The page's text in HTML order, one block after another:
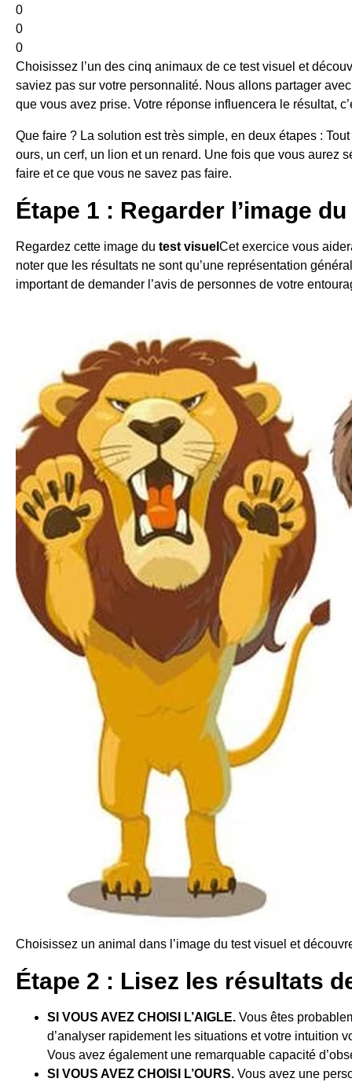
0
0
0
Choisissez l’un des cinq animaux de ce test visuel et
saviez pas sur votre personnalité. Nous allons partager
que vous avez prise. Votre réponse influencera le résultat,
Que faire ? La solution est très simple, en deux étapes :
ours, un cerf, un lion et un renard. Une fois que vous aurez
faire et ce que vous ne savez pas faire.
Étape 1 : Regarder l’image
Regardez cette image du test visuel Cet exercice vous
noter que les résultats ne sont qu’une représentation
important de demander l’avis de personnes de votre
Choisissez un animal dans l’image du test visuel et
Étape 2 : Lisez les résultats
SI VOUS AVEZ CHOISI L’AIGLE. Vous êtes
d’analyser rapidement les situations et votre intuition
Vous avez également une remarquable capacité
SI VOUS AVEZ CHOISI L’OURS. Vous avez une